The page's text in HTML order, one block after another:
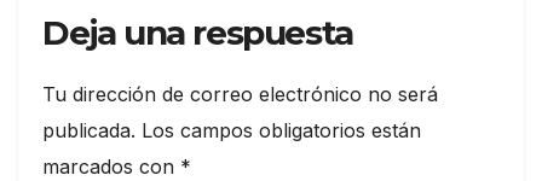
Deja una respuesta
Tu dirección de correo electrónico no será
publicada. Los campos obligatorios están
marcados con *